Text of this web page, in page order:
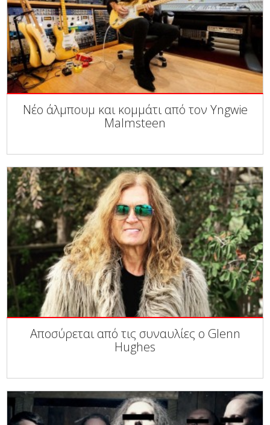
Νέο άλμπουμ και κομμάτι από τον Yngwie
Malmsteen
Αποσύρεται από τις συναυλίες ο Glenn
Hughes